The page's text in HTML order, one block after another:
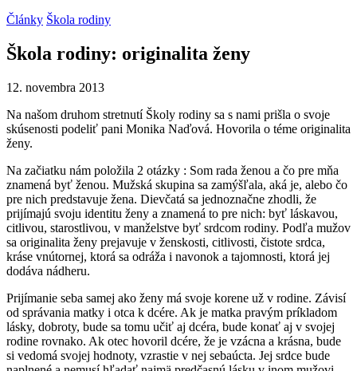
Články Škola rodiny
Škola rodiny: originalita ženy
12. novembra 2013
Na našom druhom stretnutí Školy rodiny sa s nami prišla o svoje
skúsenosti podeliť pani Monika Naďová. Hovorila o téme originalita
ženy.
Na začiatku nám položila 2 otázky : Som rada ženou a čo pre mňa
znamená byť ženou. Mužská skupina sa zamýšľala, aká je, alebo čo
pre nich predstavuje žena. Dievčatá sa jednoznačne zhodli, že
prijímajú svoju identitu ženy a znamená to pre nich: byť láskavou,
citlivou, starostlivou, v manželstve byť srdcom rodiny. Podľa mužov
sa originalita ženy prejavuje v ženskosti, citlivosti, čistote srdca,
kráse vnútornej, ktorá sa odráža i navonok a tajomnosti, ktorá jej
dodáva nádheru.
Prijímanie seba samej ako ženy má svoje korene už v rodine. Závisí
od správania matky i otca k dcére. Ak je matka pravým príkladom
lásky, dobroty, bude sa tomu učiť aj dcéra, bude konať aj v svojej
rodine rovnako. Ak otec hovoril dcére, že je vzácna a krásna, bude
si vedomá svojej hodnoty, vzrastie v nej sebaúcta. Jej srdce bude